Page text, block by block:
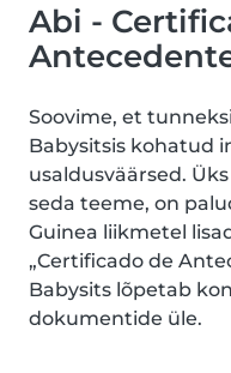
Abi -
Soovime, et
Babysitsis kohatud
usaldusväärsed.
seda teeme, on
Guinea liikmetel
„Certificado de
Babysits lõpetab
dokumentide üle.